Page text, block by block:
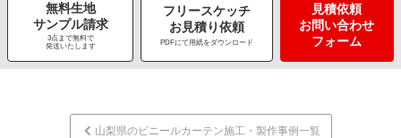
無料生地
サンプル請求
3点まで無料で
発送いたします
フリースケッチ
お見積り依頼
PDFにて用紙をダウンロード
見積依頼
お問い合わせ
フォーム
山梨県のビニールカーテン施工・製作事例一覧